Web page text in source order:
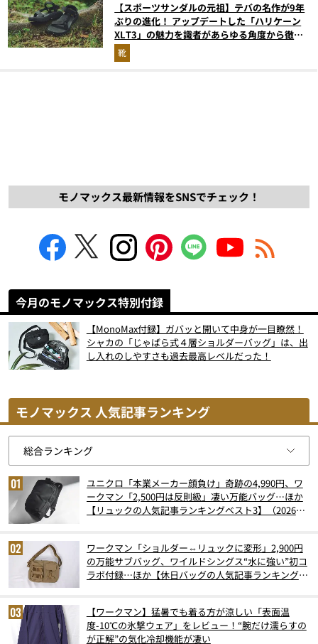
【スポーツサンダルの元祖】テバの名作が9年
ぶりの進化！ アップデートした「ハリケーン
XLT3」の魅力を識者があらゆる角度から徹底
解説！
靴
モノマックス最新情報をSNSでチェック！
今月のモノマックス特別付録
【MonoMax付録】ガバッと開いて中身が一目瞭然！
シャカの「じゃばら式４層ショルダーバッグ」は、出
し入れのしやすさも過去最高レベルだった！
モノマックス 人気記事ランキング
ユニクロ「本業メーカー顔負け」奇跡の4,990円、ワ
ークマン「2,500円は反則級」凄い万能バッグ…ほか
【リュックの人気記事ランキングベスト3】（2026年
ワークマン「ショルダー⇔リュックに変形」2,900円
の万能サブバッグ、ワイルドシングス“水に強い”初コ
ラボ付録…ほか【休日バッグの人気記事ランキングベ
【ワークマン】猛暑でも着る方が涼しい「表面温
度-10℃の氷撃ウェア」をレビュー！“腕だけ濡らすの
が正解”の気化冷却機能が凄い